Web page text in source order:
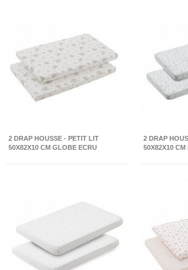
2 DRAP HOUSSE - PETIT LIT
50X82X10 CM GLOBE ECRU
2 DRAP
50X82X10